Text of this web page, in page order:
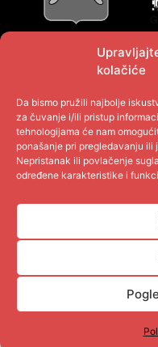
kolačiće
Da bismo pružili najbolje
za čuvanje i/ili pristup
tehnologijama će nam
ponašanje pri pregledavanju
Nepristanak ili povlačenje
određene karakteristike i
IZRADA I ODRŽAVANJE